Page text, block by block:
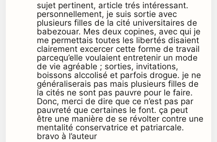
sujet pertinent, article trés intéressant.
personnellement, je suis sortie avec
plusieurs filles de la cité universitaires de
babezouar. Mes deux copines, avec qui je
me permettais toutes les libertés disaient
clairement excercer cette forme de travail
parcequ’elle voulaient entretenir un mode
de vie agréable ; sorties, invitations,
boissons alccolisé et parfois drogue. je ne
généraliserais pas mais plusieurs filles de
la cités ne sont pas pauvre pour le faire.
Donc, merci de dire que ce n’est pas par
pauvreté que certaines le font. ça peut
être une manière de se révolter contre une
mentalité conservatrice et patriarcale.
bravo à l’auteur